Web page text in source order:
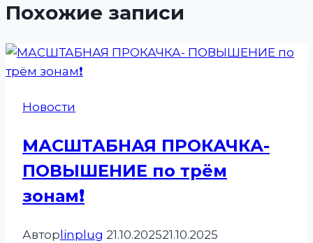
Похожие записи
Новости
МАСШТАБНАЯ ПРОКАЧКА-
ПОВЫШЕНИЕ по трём
зонам❗️
Автор linplug 21.10.202521.10.2025